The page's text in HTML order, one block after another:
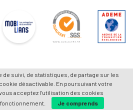
de suivi, de statistiques, de partage sur les
désactivable. En poursuivant votre
acceptez l’utilisation des cookies
Je comprends